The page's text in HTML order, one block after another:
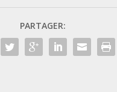
PARTAGER: